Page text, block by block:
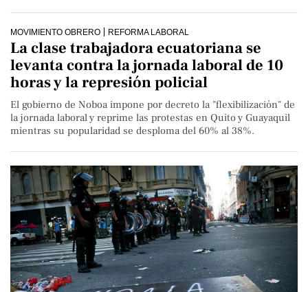
MOVIMIENTO OBRERO REFORMA LABORAL
La clase trabajadora ecuatoriana se
levanta contra la jornada laboral de 10
horas y la represión policial
El gobierno de Noboa impone por decreto la "flexibilización" de
la jornada laboral y reprime las protestas en Quito y Guayaquil
mientras su popularidad se desploma del 60% al 38%.